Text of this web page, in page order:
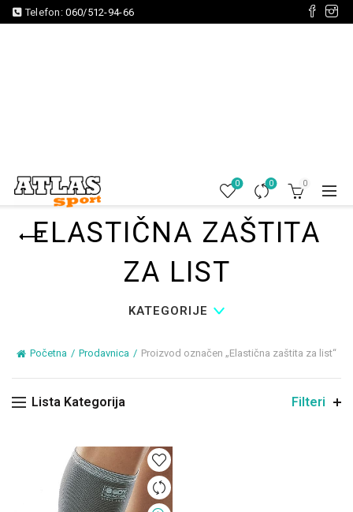
Telefon:060/512-94-66
0 0 0
ELASTIČNA ZAŠTITA
ZA LIST
KATEGORIJE
Početna Prodavnica Proizvod označen „Elastična zaštita za list“
Lista Kategorija Filteri